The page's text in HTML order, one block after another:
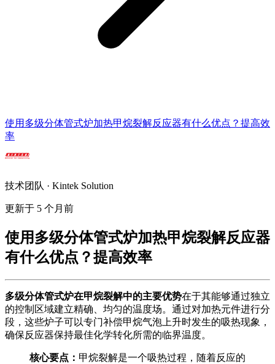
使用多级分体管式炉加热甲烷裂解反应器有什么优点？提高效
率
技术团队 · Kintek Solution
更新于 5 个月前
使用多级分体管式炉加热甲烷裂解反应器
有什么优点？提高效率
多级分体管式炉在甲烷裂解中的主要优势在于其能够通过独立
的控制区域建立精确、均匀的温度场。通过对加热元件进行分
段，这些炉子可以专门补偿甲烷气泡上升时发生的吸热现象，
确保反应器保持最佳化学转化所需的临界温度。
核心要点： 甲烷裂解是一个吸热过程，随着反应的